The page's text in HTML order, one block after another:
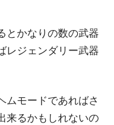
とかなりの数の武器
レジェンダリー武器
ムモードであればさ
来るかもしれないの